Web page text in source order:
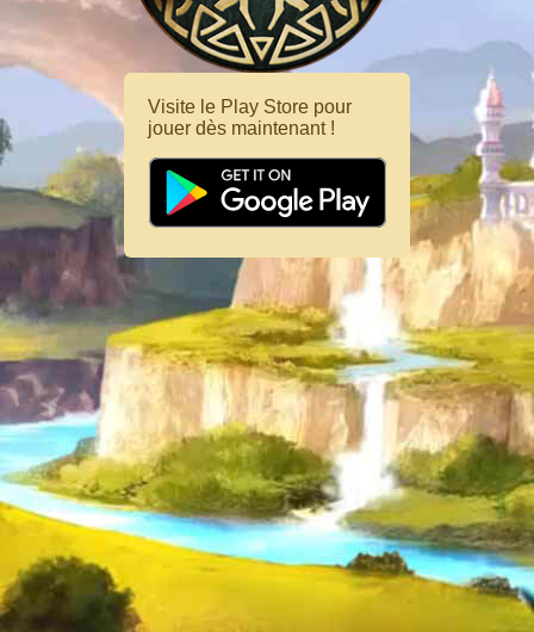
Visite le Play Store pour
jouer dès maintenant !